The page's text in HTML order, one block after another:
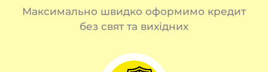
Максимально швидко оформимо кредит
без свят та вихідних